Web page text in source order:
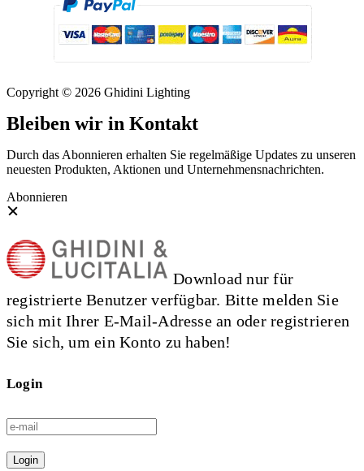
Copyright © 2026 Ghidini Lighting
Bleiben wir in Kontakt
Durch das Abonnieren erhalten Sie regelmäßige Updates zu unseren
neuesten Produkten, Aktionen und Unternehmensnachrichten.
Abonnieren
Download nur für
registrierte Benutzer verfügbar. Bitte melden Sie
sich mit Ihrer E-Mail-Adresse an oder registrieren
Sie sich, um ein Konto zu haben!
Login
Login